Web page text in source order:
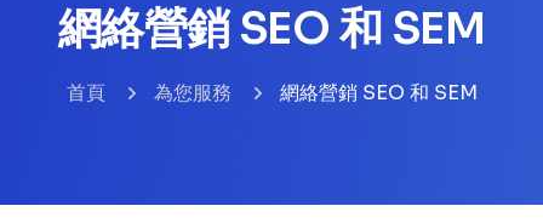
網絡營銷 SEO 和 SEM
首頁 為您服務 網絡營銷 SEO 和 SEM